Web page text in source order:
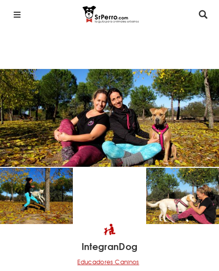
IntegranDog
Educadores Caninos